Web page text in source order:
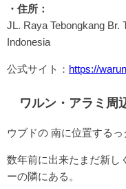
・住所：
JL. Raya Tebongkang Br.
Indonesia
公式サイト： https://
ワルン・アラミ周
ウブドの 南に位置するっ
数年前に出来たまだ新し
ーの隣にある。